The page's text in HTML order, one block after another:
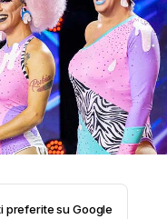
preferite su Google